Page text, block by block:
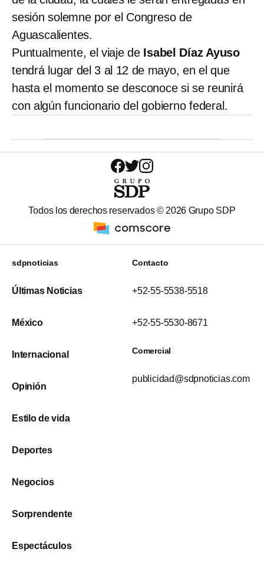
sesión solemne por el Congreso de
Aguascalientes.
Puntualmente, el viaje de Isabel Díaz Ayuso
tendrá lugar del 3 al 12 de mayo, en el que
hasta el momento se desconoce si se reunirá
con algún funcionario del gobierno federal.
Todos los derechos reservados © 2026 Grupo SDP
sdpnoticias
Últimas Noticias
México
Internacional
Opinión
Estilo de vida
Deportes
Negocios
Sorprendente
Espectáculos
Contacto
+52-55-5538-5518
+52-55-5530-8671
Comercial
publicidad@sdpnoticias.com